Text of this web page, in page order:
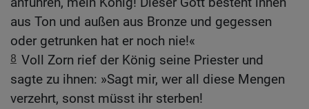
aus Ton und außen aus Bronze und gegessen
oder getrunken hat er noch nie!«
8 Voll Zorn rief der König seine Priester und
sagte zu ihnen: »Sagt mir, wer all diese Mengen
verzehrt, sonst müsst ihr sterben!